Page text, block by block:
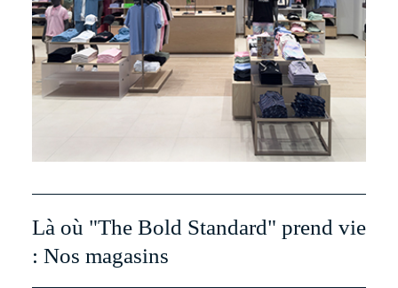
Là où "The Bold Standard" prend vie
: Nos magasins